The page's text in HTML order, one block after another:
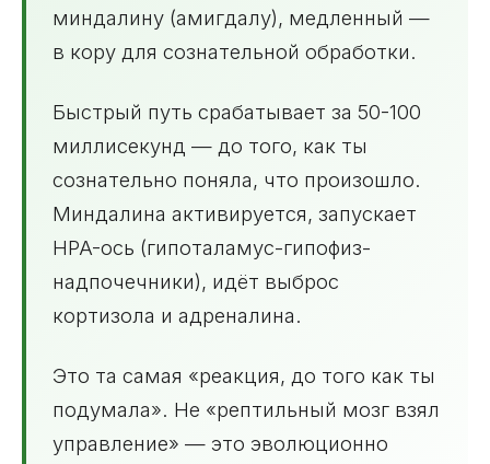
миндалину (амигдалу), медленный —
в кору для сознательной обработки.
Быстрый путь срабатывает за 50-100
миллисекунд — до того, как ты
сознательно поняла, что произошло.
Миндалина активируется, запускает
HPA-ось (гипоталамус-гипофиз-
надпочечники), идёт выброс
кортизола и адреналина.
Это та самая «реакция, до того как ты
подумала». Не «рептильный мозг взял
управление» — это эволюционно